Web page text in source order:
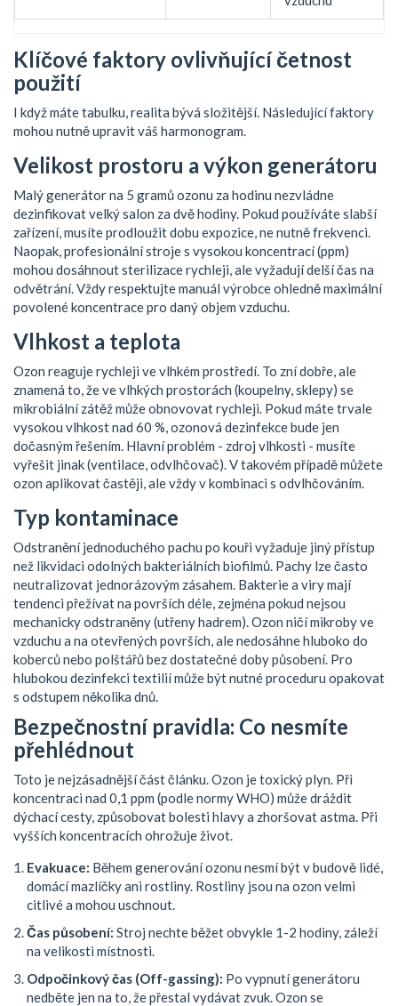
Klíčové faktory ovlivňující četnost
použití
I když máte tabulku, realita bývá složitější. Následující faktory
mohou nutně upravit váš harmonogram.
Velikost prostoru a výkon generátoru
Malý generátor na 5 gramů ozonu za hodinu nezvládne
dezinfikovat velký salon za dvě hodiny. Pokud používáte slabší
zařízení, musíte prodloužit dobu expozice, ne nutně frekvenci.
Naopak, profesionální stroje s vysokou koncentrací (ppm)
mohou dosáhnout sterilizace rychleji, ale vyžadují delší čas na
odvětrání. Vždy respektujte manuál výrobce ohledně maximální
povolené koncentrace pro daný objem vzduchu.
Vlhkost a teplota
Ozon reaguje rychleji ve vlhkém prostředí. To zní dobře, ale
znamená to, že ve vlhkých prostorách (koupelny, sklepy) se
mikrobiální zátěž může obnovovat rychleji. Pokud máte trvale
vysokou vlhkost nad 60 %, ozonová dezinfekce bude jen
dočasným řešením. Hlavní problém - zdroj vlhkosti - musíte
vyřešit jinak (ventilace, odvlhčovač). V takovém případě můžete
ozon aplikovat častěji, ale vždy v kombinaci s odvlhčováním.
Typ kontaminace
Odstranění jednoduchého pachu po kouři vyžaduje jiný přístup
než likvidaci odolných bakteriálních biofilmů. Pachy lze často
neutralizovat jednorázovým zásahem. Bakterie a viry mají
tendenci přežívat na površích déle, zejména pokud nejsou
mechanicky odstraněny (utřeny hadrem). Ozon ničí mikroby ve
vzduchu a na otevřených površích, ale nedosáhne hluboko do
koberců nebo polštářů bez dostatečné doby působení. Pro
hlubokou dezinfekci textilií může být nutné proceduru opakovat
s odstupem několika dnů.
Bezpečnostní pravidla: Co nesmíte
přehlédnout
Toto je nejzásadnější část článku. Ozon je toxický plyn. Při
koncentraci nad 0,1 ppm (podle normy WHO) může dráždit
dýchací cesty, způsobovat bolesti hlavy a zhoršovat astma. Při
vyšších koncentracích ohrožuje život.
Evakuace: Během generování ozonu nesmí být v budově lidé,
domácí mazlíčky ani rostliny. Rostliny jsou na ozon velmi
citlivé a mohou uschnout.
Čas působení: Stroj nechte běžet obvykle 1-2 hodiny, záleží
na velikosti místnosti.
Odpočinkový čas (Off-gassing): Po vypnutí generátoru
nedběte jen na to, že přestal vydávat zvuk. Ozon se